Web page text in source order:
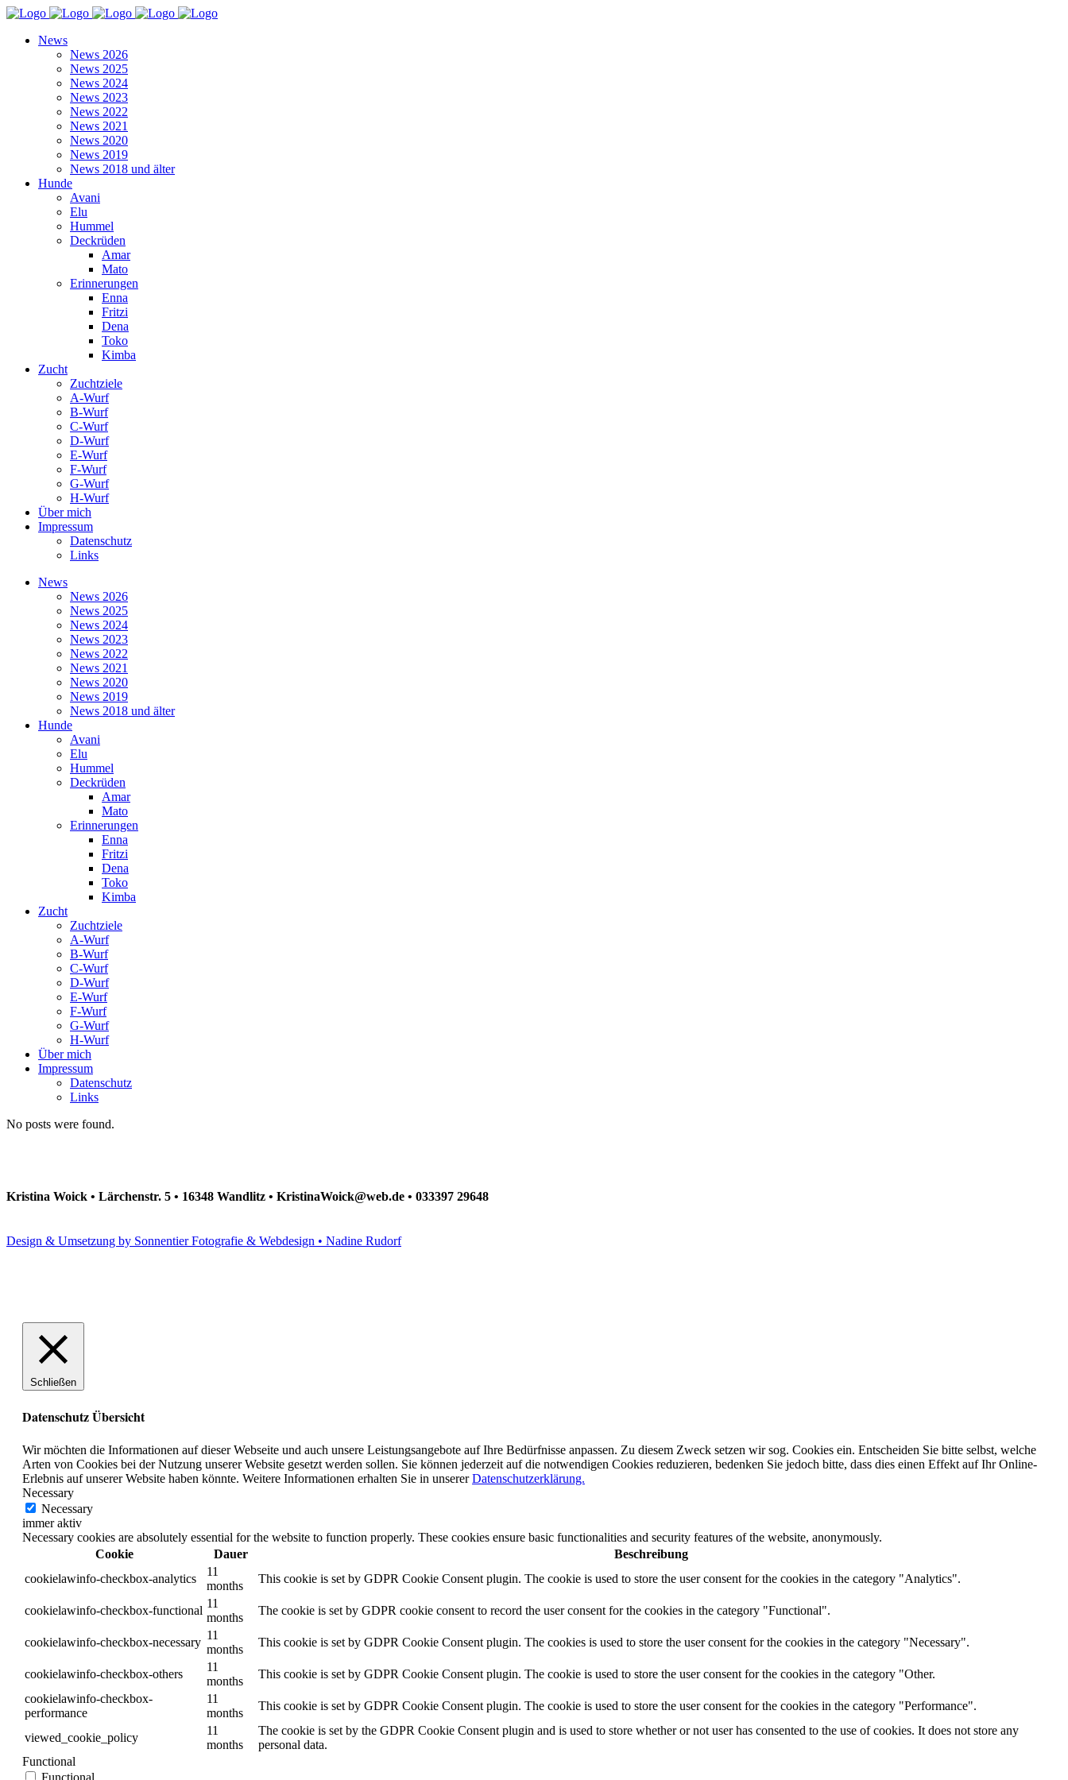
News
News 2026
News 2025
News 2024
News 2023
News 2022
News 2021
News 2020
News 2019
News 2018 und älter
Hunde
Avani
Elu
Hummel
Deckrüden
Amar
Mato
Erinnerungen
Enna
Fritzi
Dena
Toko
Kimba
Zucht
Zuchtziele
A-Wurf
B-Wurf
C-Wurf
D-Wurf
E-Wurf
F-Wurf
G-Wurf
H-Wurf
Über mich
Impressum
Datenschutz
Links
News
News 2026
News 2025
News 2024
News 2023
News 2022
News 2021
News 2020
News 2019
News 2018 und älter
Hunde
Avani
Elu
Hummel
Deckrüden
Amar
Mato
Erinnerungen
Enna
Fritzi
Dena
Toko
Kimba
Zucht
Zuchtziele
A-Wurf
B-Wurf
C-Wurf
D-Wurf
E-Wurf
F-Wurf
G-Wurf
H-Wurf
Über mich
Impressum
Datenschutz
Links
No posts were found.
Kristina Woick • Lärchenstr. 5 • 16348 Wandlitz • KristinaWoick@web.de • 033397 29648
Design & Umsetzung by Sonnentier Fotografie & Webdesign • Nadine Rudorf
Schließen
Datenschutz Übersicht
Wir möchten die Informationen auf dieser Webseite und auch unsere Leistungsangebote auf Ihre Bedürfnisse anpassen. Zu diesem Zweck setzen wir sog. Cookies ein. Entscheiden Sie bitte selbst, welche
Arten von Cookies bei der Nutzung unserer Website gesetzt werden sollen. Sie können jederzeit auf die notwendigen Cookies reduzieren, bedenken Sie jedoch bitte, dass dies einen Effekt auf Ihr Online-
Erlebnis auf unserer Website haben könnte. Weitere Informationen erhalten Sie in unsererDatenschutzerklärung.
Necessary
Necessary
immer aktiv
Necessary cookies are absolutely essential for the website to function properly. These cookies ensure basic functionalities and security features of the website, anonymously.
Cookie
Dauer
Beschreibung
cookielawinfo-checkbox-analytics
11
months
This cookie is set by GDPR Cookie Consent plugin. The cookie is used to store the user consent for the cookies in the category "Analytics".
cookielawinfo-checkbox-functional
11
months
The cookie is set by GDPR cookie consent to record the user consent for the cookies in the category "Functional".
cookielawinfo-checkbox-necessary
11
months
This cookie is set by GDPR Cookie Consent plugin. The cookies is used to store the user consent for the cookies in the category "Necessary".
cookielawinfo-checkbox-others
11
months
This cookie is set by GDPR Cookie Consent plugin. The cookie is used to store the user consent for the cookies in the category "Other.
cookielawinfo-checkbox-
performance
11
months
This cookie is set by GDPR Cookie Consent plugin. The cookie is used to store the user consent for the cookies in the category "Performance".
viewed_cookie_policy
11
months
The cookie is set by the GDPR Cookie Consent plugin and is used to store whether or not user has consented to the use of cookies. It does not store any
personal data.
Functional
Functional